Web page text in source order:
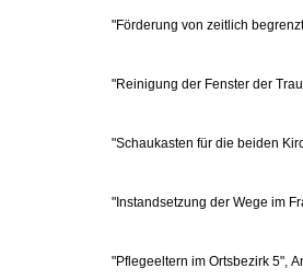
"Förderung von zeitlich
"Reinigung der Fenster der
"Schaukasten für die beiden
"Instandsetzung der Wege im
"Pflegeeltern im Ortsbezirk 5",